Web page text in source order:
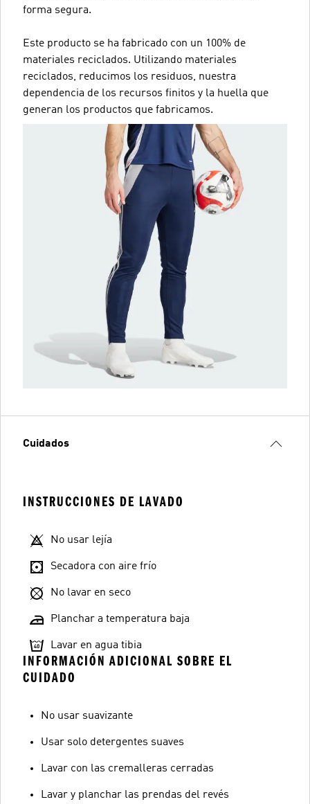
forma segura.
Este producto se ha fabricado con un 100% de
materiales reciclados. Utilizando materiales
reciclados, reducimos los residuos, nuestra
dependencia de los recursos finitos y la huella que
generan los productos que fabricamos.
Cuidados
INSTRUCCIONES DE LAVADO
No usar lejía
Secadora con aire frío
No lavar en seco
Planchar a temperatura baja
Lavar en agua tibia
INFORMACIÓN ADICIONAL SOBRE EL
CUIDADO
No usar suavizante
Usar solo detergentes suaves
Lavar con las cremalleras cerradas
Lavar y planchar las prendas del revés